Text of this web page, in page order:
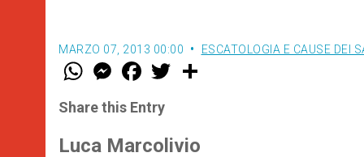
MARZO 07, 2013 00:00 ESCATOLOGIA E CAUSE DEI
W
t
s
p
M
e
s
e
g
F
a
e
b
o
w
r
Share this Entry
Luca Marcolivio